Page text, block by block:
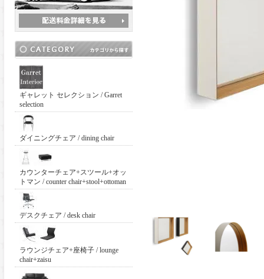
ギャレット セレクション / Garret
selection
ダイニングチェア / dining chair
カウンターチェア+スツール+オッ
トマン / counter chair+stool+ottoman
デスクチェア / desk chair
ラウンジチェア+座椅子 / lounge
chair+zaisu